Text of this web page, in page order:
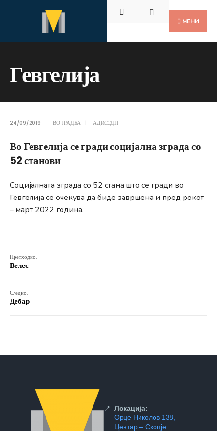
содржината
МЕНИ
Гевгелија
24/09/2019 | ВО ГРАДБА | АДИССДП
Во Гевгелија се гради социјална зграда со
52 станови
Социјалната зграда со 52 стана што се гради во
Гевгелија се очекува да биде завршена и пред рокот
– март 2022 година.
Претходно:
Велес
Следно:
Дебар
📍 Локација:
Орце Николов 138,
Центар – Скопје